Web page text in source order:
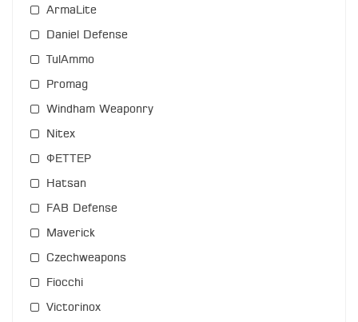
ArmaLite
Daniel Defense
TulAmmo
Promag
Windham Weaponry
Nitex
ФЕТТЕР
Hatsan
FAB Defense
Maverick
Czechweapons
Fiocchi
Victorinox